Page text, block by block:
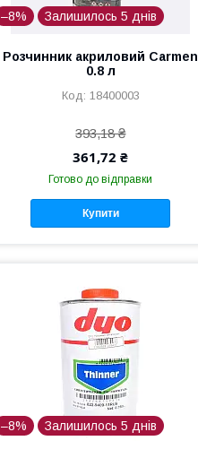
–8% Залишилось 5 днів
Розчинник акриловий Carmen
0.8 л
18400003
393,18 ₴
361,72 ₴
Готово до відправки
Купити
–8% Залишилось 5 днів